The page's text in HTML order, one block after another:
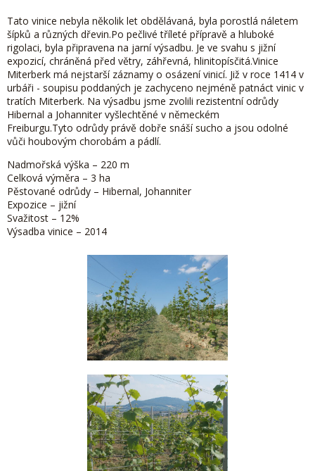
Tato vinice nebyla několik let obdělávaná, byla porostlá náletem
šípků a různých dřevin.Po pečlivé tříleté přípravě a hluboké
rigolaci, byla připravena na jarní výsadbu. Je ve svahu s jižní
expozicí, chráněná před větry, záhřevná, hlinitopísčitá.Vinice
Miterberk má nejstarší záznamy o osázení vinicí. Již v roce 1414 v
urbáři - soupisu poddaných je zachyceno nejméně patnáct vinic v
tratích Miterberk. Na výsadbu jsme zvolili rezistentní odrůdy
Hibernal a Johanniter vyšlechtěné v německém
Freiburgu.Tyto odrůdy právě dobře snáší sucho a jsou odolné
vůči houbovým chorobám a pádlí.
Nadmořská výška – 220 m
Celková výměra – 3 ha
Pěstované odrůdy – Hibernal, Johanniter
Expozice – jižní
Svažitost – 12%
Výsadba vinice – 2014